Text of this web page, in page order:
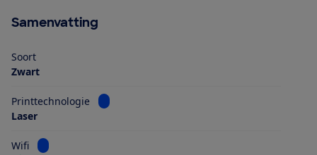
Samenvatting
Soort
Zwart
Printtechnologie
Bekijk informatie voor Printtechnologie
Laser
Wifi Bekijk informatie voor Wifi